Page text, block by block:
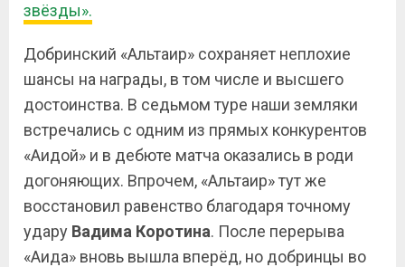
звёзды».
Добринский «Альтаир» сохраняет неплохие
шансы на награды, в том числе и высшего
достоинства. В седьмом туре наши земляки
встречались с одним из прямых конкурентов
«Аидой» и в дебюте матча оказались в роди
догоняющих. Впрочем, «Альтаир» тут же
восстановил равенство благодаря точному
удару Вадима Коротина. После перерыва
«Аида» вновь вышла вперёд, но добринцы во